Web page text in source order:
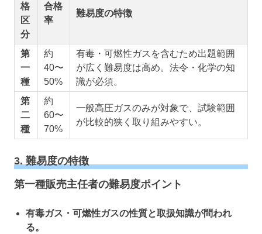
格
区
分
合格
率
難易度の特徴
第
一
種
約
40〜
50%
有毒・可燃性ガスを含むため出題範囲
が広く難易度は高め。法令・化学の知
識が必須。
第
二
種
約
60〜
70%
一般高圧ガスのみが対象で、試験範囲
が比較的狭く取り組みやすい。
3. 難易度の特徴
第一種販売主任者の難易度ポイント
有毒ガス・可燃性ガスの性質と取扱知識が問われ
る。